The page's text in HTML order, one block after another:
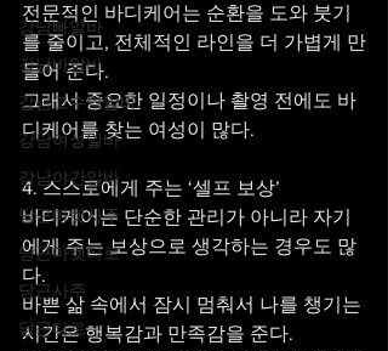
강남빠알바
강남바알바
강남고수익알바
강남여성알바
강남야간알바
당근마켓사주
당근마켓타로
당근사주
당근타로
전문적인 바디케어는 순환을 도와 붓기
를 줄이고, 전체적인 라인을 더 가볍게 만
들어 준다.
그래서 중요한 일정이나 촬영 전에도 바
디케어를 찾는 여성이 많다.
4. 스스로에게 주는 ‘셀프 보상’
바디케어는 단순한 관리가 아니라 자기
에게 주는 보상으로 생각하는 경우도 많
다.
바쁜 삶 속에서 잠시 멈춰서 나를 챙기는
시간은 행복감과 만족감을 준다.